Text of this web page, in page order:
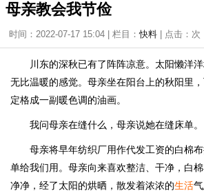
母亲教会我节俭
时间：2022-07-17 15:04 | 栏目：快料 | 点击： 次
川东的深秋已有了阵阵凉意。太阳懒洋
无比温暖的感觉。母亲坐在阳台上的秋阳里
定格成一副暖色调的油画。
我问母亲在缝什么，母亲说她在缝床单。
母亲将早年纺织厂用作代发工资的白棉
单给我们用。母亲向来喜欢整洁、干净，白
净净，经了太阳的烘晒，散发着浓浓的生活气